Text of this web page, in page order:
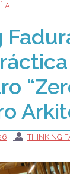
THINKING